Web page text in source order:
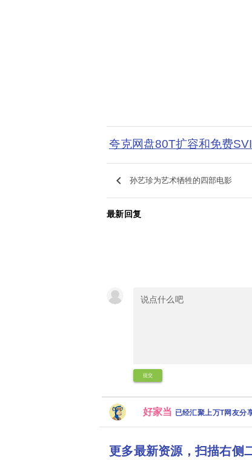
夸克网盘80T扩容和免费
keyboard_arrow_left 孙艺珍为艺术牺牲的四部电影
最新回复
提交
好家当 已经汇聚上万T网友分
更多最新资源，扫描右侧